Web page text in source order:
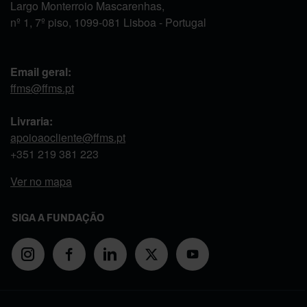
Largo Monterroio Mascarenhas,
nº 1, 7º piso, 1099-081 Lisboa - Portugal
Email geral:
ffms@ffms.pt
Livraria:
apoioaocliente@ffms.pt
+351 219 381 223
Ver no mapa
SIGA A FUNDAÇÃO